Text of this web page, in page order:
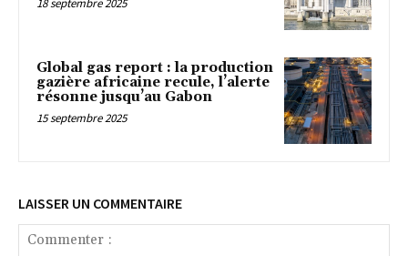
Global gas report : la production
gazière africaine recule, l’alerte
résonne jusqu’au Gabon
15 septembre 2025
LAISSER UN COMMENTAIRE